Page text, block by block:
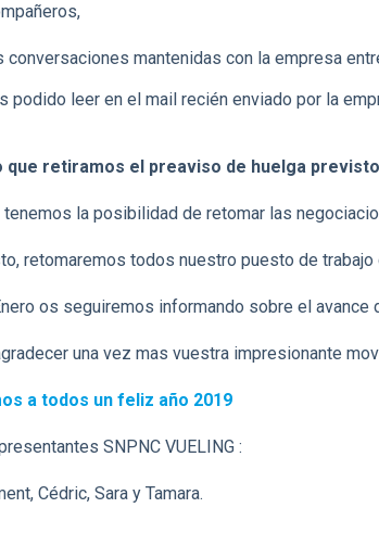
conversaciones mantenidas con la empresa
podido leer en el mail recién enviado por la
que retiramos el preaviso de huelga
tenemos la posibilidad de retomar las
retomaremos todos nuestro puesto de
os seguiremos informando sobre el avance
una vez mas vuestra impresionante
a todos un feliz año 2019
SNPNC VUELING :
Cédric, Sara y Tamara.